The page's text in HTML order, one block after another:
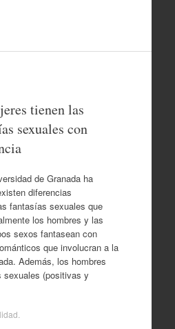
tienen las
sexuales con
de Granada ha
diferencias
fantasías sexuales que
los hombres y las
sexos fantasean con
que involucran a la
Además, los hombres
(positivas y